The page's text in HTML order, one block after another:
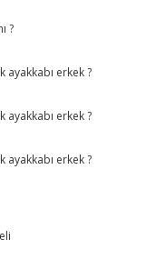
?
ayakkabı erkek ?
ayakkabı erkek ?
ayakkabı erkek ?